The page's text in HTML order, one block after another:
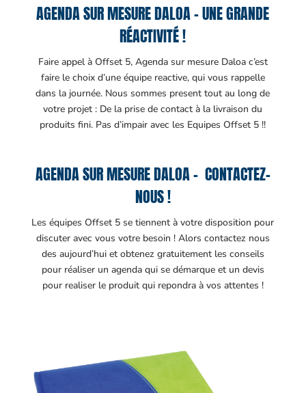
AGENDA SUR MESURE DALOA – UNE GRANDE
RÉACTIVITÉ !
Faire appel à Offset 5, Agenda sur mesure Daloa c’est
faire le choix d’une équipe reactive, qui vous rappelle
dans la journée. Nous sommes present tout au long de
votre projet : De la prise de contact à la livraison du
produits fini. Pas d’impair avec les Equipes Offset 5 !!
AGENDA SUR MESURE DALOA – CONTACTEZ-
NOUS !
Les équipes Offset 5 se tiennent à votre disposition pour
discuter avec vous votre besoin ! Alors contactez nous
des aujourd’hui et obtenez gratuitement les conseils
pour réaliser un agenda qui se démarque et un devis
pour realiser le produit qui repondra à vos attentes !